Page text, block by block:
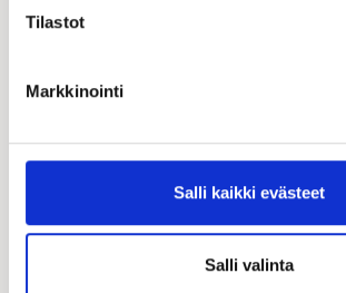
Tilastot
Markkinointi
Salli kaikki evästeet
Salli valinta